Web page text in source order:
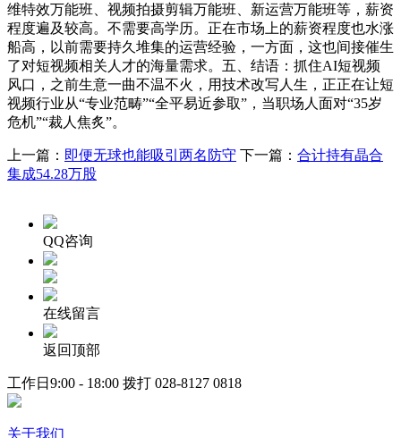
维特效万能班、视频拍摄剪辑万能班、新运营万能班等，薪资
程度遍及较高。不需要高学历。正在市场上的薪资程度也水涨
船高，以前需要持久堆集的运营经验，一方面，这也间接催生
了对短视频相关人才的海量需求。五、结语：抓住AI短视频
风口，之前生意一曲不温不火，用技术改写人生，正正在让短
视频行业从“专业范畴”“全平易近参取”，当职场人面对“35岁
危机”“裁人焦炙”。
上一篇： 即便无球也能吸引两名防守 下一篇： 合计持有晶合
集成54.28万股
QQ咨询
在线留言
返回顶部
工作日9:00 - 18:00 拨打 028-8127 0818
关于我们